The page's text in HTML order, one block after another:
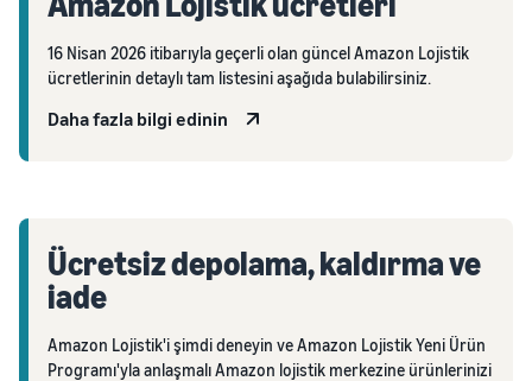
16 Nisan 2026 itibarıyla geçerli olan güncel Amazon Lojistik
ücretlerinin detaylı tam listesini aşağıda bulabilirsiniz.
Daha fazla bilgi edinin
Ücretsiz depolama, kaldırma ve
iade
Amazon Lojistik'i şimdi deneyin ve Amazon Lojistik Yeni Ürün
Programı'yla anlaşmalı Amazon lojistik merkezine ürünlerinizi